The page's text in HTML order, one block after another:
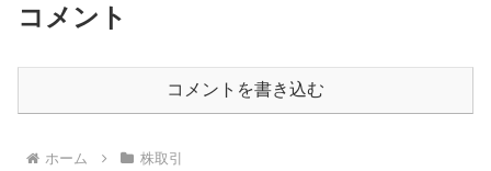
コメント
コメントを書き込む
ホーム 株取引